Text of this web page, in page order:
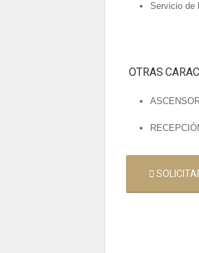
Servicio de
OTRAS